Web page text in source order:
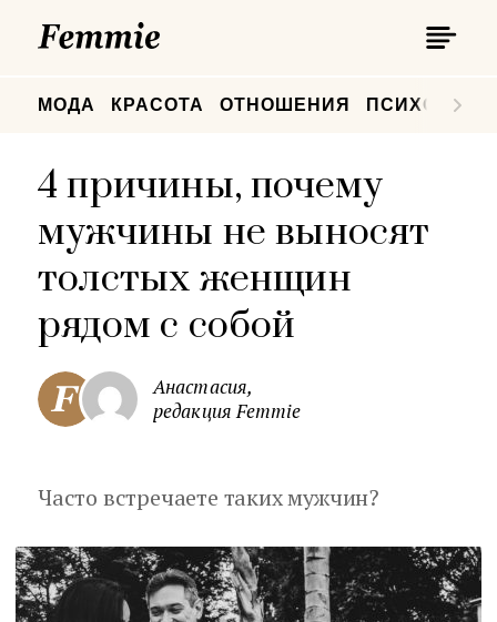
МОДА КРАСОТА ОТНОШЕНИЯ
4 причины, почему
мужчины не выносят
толстых женщин
рядом с собой
Анастасия,
редакция Femmie
Часто встречаете таких мужчин?